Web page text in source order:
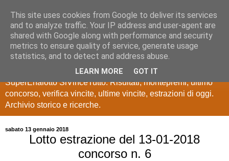
Estrazioni Lotto
SuperEnalotto
Ultime estrazioni di Lotto, SuperEnalotto, 10 e lotto,
SuperEnalotto SiVinceTutto. Risultati, montepremi, ultimo
concorso, verifica vincite, ultime vincite, estrazioni di oggi.
Archivio storico e ricerche.
sabato 13 gennaio 2018
Lotto estrazione del 13-01-2018
concorso n. 6
This site uses cookies from Google to deliver its services
and to analyze traffic. Your IP address and user-agent are
shared with Google along with performance and security
metrics to ensure quality of service, generate usage
statistics, and to detect and address abuse.
LEARN MORE GOT IT